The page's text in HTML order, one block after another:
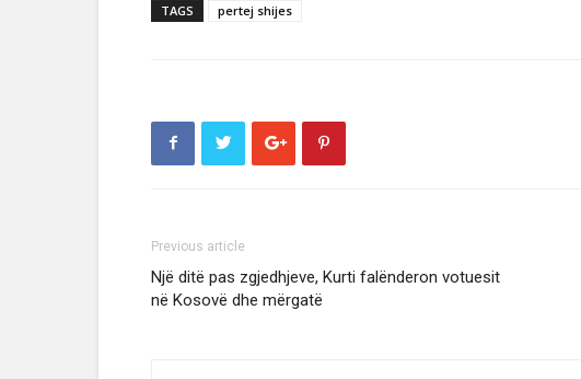
TAGS pertej shijes
Previous article
Një ditë pas zgjedhjeve, Kurti falënderon votuesit
në Kosovë dhe mërgatë